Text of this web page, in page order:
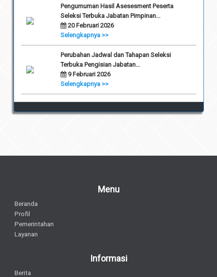
Pengumuman Hasil Asesesment Peserta
Seleksi Terbuka Jabatan Pimpinan...
20 Februari 2026
Selengkapnya >>
Perubahan Jadwal dan Tahapan Seleksi
Terbuka Pengisian Jabatan...
9 Februari 2026
Selengkapnya >>
Menu
Beranda
Profil
Pemerintahan
Layanan
Informasi
Berita